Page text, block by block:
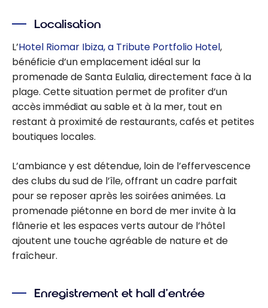
Localisation
L’Hotel Riomar Ibiza, a Tribute Portfolio Hotel,
bénéficie d’un emplacement idéal sur la
promenade de Santa Eulalia, directement face à la
plage. Cette situation permet de profiter d’un
accès immédiat au sable et à la mer, tout en
restant à proximité de restaurants, cafés et petites
boutiques locales.
L’ambiance y est détendue, loin de l’effervescence
des clubs du sud de l’île, offrant un cadre parfait
pour se reposer après les soirées animées. La
promenade piétonne en bord de mer invite à la
flânerie et les espaces verts autour de l’hôtel
ajoutent une touche agréable de nature et de
fraîcheur.
Enregistrement et hall d’entrée